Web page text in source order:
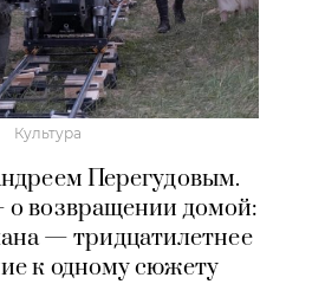
Культура
Перегудовым.
возвращении домой:
— тридцатилетнее
к одному сюжету